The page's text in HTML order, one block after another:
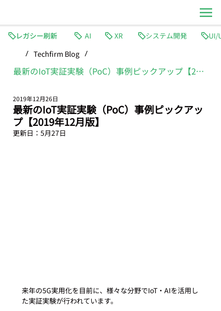
レガシー刷新 AI XR
システム開発
/ Techfirm Blog /
最新のIoT実証実験（PoC）事例ピックアップ【2019年12月版】
最新のIoT実証実験（PoC）事例ピックアッ
プ【2019年12月版】
2019年12月26日
更新日： 5月27日
来年の5G実用化を目前に、様々な分野でIoT・AIを活用し
た実証実験が行われています。